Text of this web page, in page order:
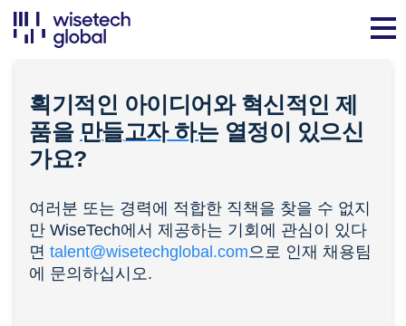
획기적인 아이디어와 혁신적인 제
품을 만들고자 하는열정이 있으신
가요?
여러분 또는 경력에 적합한 직책을 찾을 수 없지
만 WiseTech에서 제공하는 기회에 관심이 있다
면 talent@wisetechglobal.com으로 인재 채용팀
에 문의하십시오.